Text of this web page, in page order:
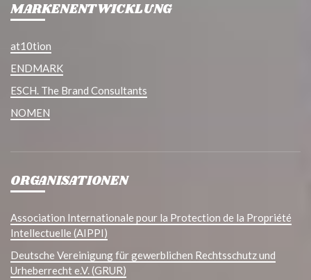
MARKENENTWICKLUNG
at10tion
ENDMARK
ESCH. The Brand Consultants
NOMEN
ORGANISATIONEN
Association Internationale pour la Protection de la Propriété
Intellectuelle (AIPPI)
Deutsche Vereinigung für gewerblichen Rechtsschutz und
Urheberrecht e.V. (GRUR)